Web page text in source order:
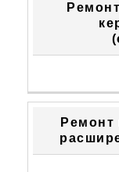
Ремонт